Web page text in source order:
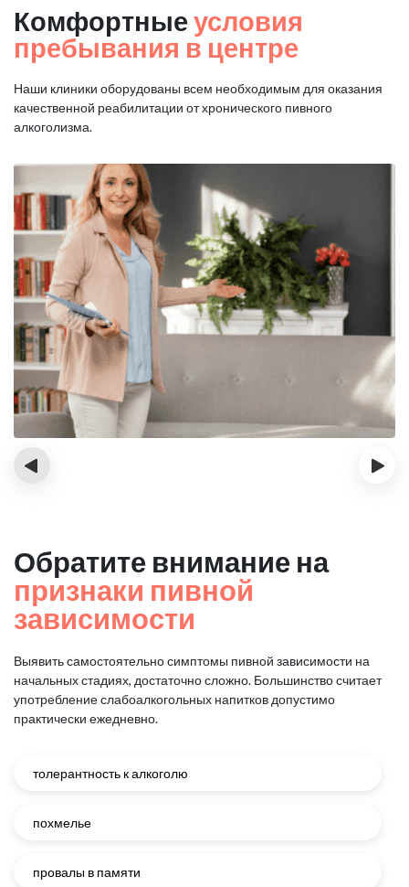
Комфортные условия
пребывания в центре
Наши клиники оборудованы всем необходимым для оказания
качественной реабилитации от хронического пивного
алкоголизма.
‹ ›
Обратите внимание на
признаки пивной
зависимости
Выявить самостоятельно симптомы пивной зависимости на
начальных стадиях, достаточно сложно. Большинство считает
употребление слабоалкогольных напитков допустимо
практически ежедневно.
толерантность к алкоголю
похмелье
провалы в памяти